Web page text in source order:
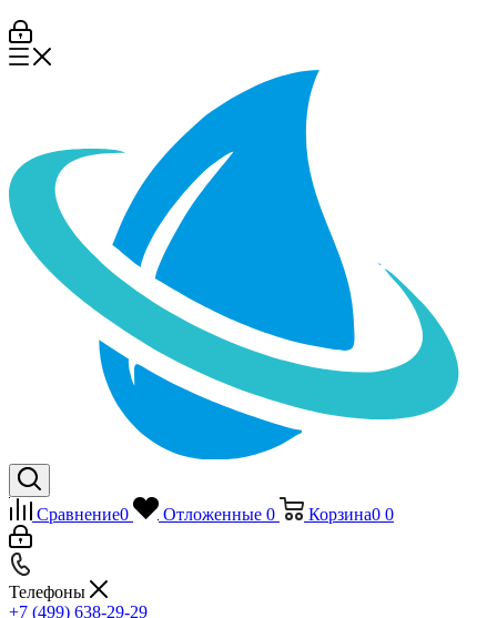
Сравнение0 Отложенные 0 Корзина0 0
Телефоны
+7 (499) 638-29-29